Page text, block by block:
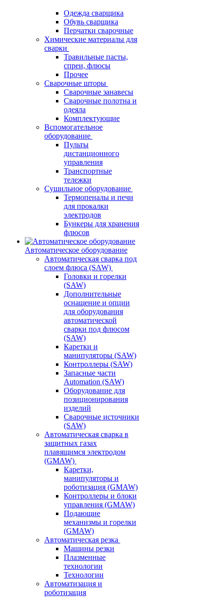
Одежда сварщика
Обувь сварщика
Перчатки сварочные
Химические материалы для
сварки
Травильные пасты,
спреи, флюсы
Прочее
Сварочные шторы
Сварочные занавесы
Сварочные полотна и
одеяла
Комплектующие
Вспомогательное
оборудование
Пульты
дистанционного
управления
Транспортные
тележки
Сушильное оборудование
Термопеналы и печи
для прокалки
электродов
Бункеры для хранения
флюсов
Автоматическое оборудование
Автоматическая сварка под
слоем флюса (SAW)
Головки и горелки
(SAW)
Дополнительные
оснащение и опции
для оборудования
автоматической
сварки под флюсом
(SAW)
Каретки и
манипуляторы (SAW)
Контроллеры (SAW)
Запасные части
Automation (SAW)
Оборудование для
позиционирования
изделий
Сварочные источники
(SAW)
Автоматическая сварка в
защитных газах
плавящимся электродом
(GMAW)
Каретки,
манипуляторы и
роботизация (GMAW)
Контроллеры и блоки
управления (GMAW)
Подающие
механизмы и горелки
(GMAW)
Автоматическая резка
Машины резки
Плазменные
технологии
Технологии
Автоматизация и
роботизация